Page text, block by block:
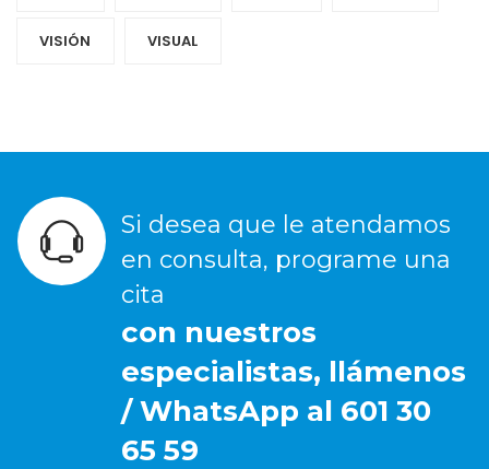
VISIÓN VISUAL
Si desea que le atendamos
en consulta, programe una
cita
con nuestros
especialistas, llámenos
/ WhatsApp al 601 30
65 59